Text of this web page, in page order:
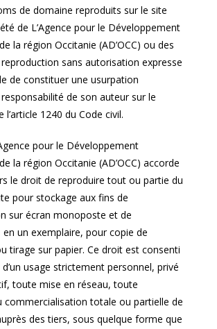
de domaine reproduits sur le site
de L’Agence pour le Développement
la région Occitanie (AD’OCC) ou des
sans autorisation expresse
de constituer une usurpation
de son auteur sur le
1240 du Code civil.
pour le Développement
la région Occitanie (AD’OCC) accorde
le droit de reproduire tout ou partie du
pour stockage aux fins de
sur écran monoposte et de
un exemplaire, pour copie de
tirage sur papier. Ce droit est consenti
usage strictement personnel, privé
toute mise en réseau, toute
commercialisation totale ou partielle de
des tiers, sous quelque forme que